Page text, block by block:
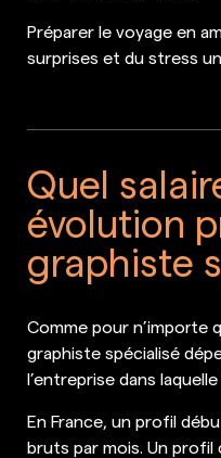
Préparer le voyage en
surprises et du stress
Quel
évolution
graphiste
Comme pour n’importe
graphiste spécialisé
l’entreprise dans laquelle
En France, un profil
bruts par mois. Un